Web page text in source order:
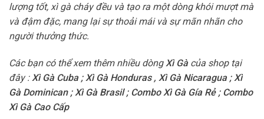
lượng tốt, xì gà cháy đều và tạo ra một dòng khói mượt mà
và đậm đặc, mang lại sự thoải mái và sự mãn nhãn cho
người thưởng thức.
Các bạn có thể xem thêm nhiều dòng Xì Gàcủa shop tại
đây : Xì Gà Cuba; Xì Gà Honduras, Xì Gà Nicaragua; Xì
Gà Dominican; Xì Gà Brasil; Combo Xì Gà Gía Rẻ; Combo
Xì Gà Cao Cấp